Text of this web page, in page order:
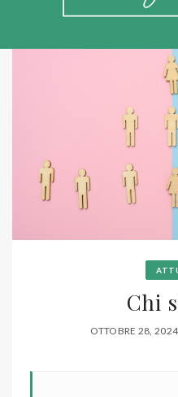
Chi
OTTOBRE 28, 2024